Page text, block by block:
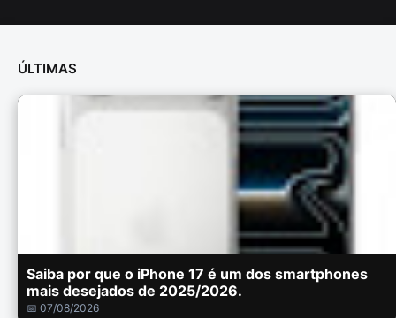
ÚLTIMAS
Saiba por que o iPhone 17 é um dos smartphones
mais desejados de 2025/2026.
📅 07/08/2026